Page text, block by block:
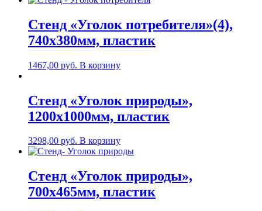
Стенд «Уголок потребителя»(4),
740х380мм, пластик
1467,00 руб. В корзину
Стенд «Уголок природы»,
1200х1000мм, пластик
3298,00 руб. В корзину
Стенд «Уголок природы»,
700х465мм, пластик